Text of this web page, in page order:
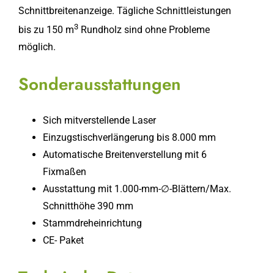
Schnittbreitenanzeige. Tägliche Schnittleistungen
bis zu 150 m3Rundholz sind ohne Probleme
möglich.
Sonderausstattungen
Sich mitverstellende Laser
Einzugstischverlängerung bis 8.000 mm
Automatische Breitenverstellung mit 6
Fixmaßen
Ausstattung mit 1.000-mm-∅-Blättern/Max.
Schnitthöhe 390 mm
Stammdreheinrichtung
CE- Paket